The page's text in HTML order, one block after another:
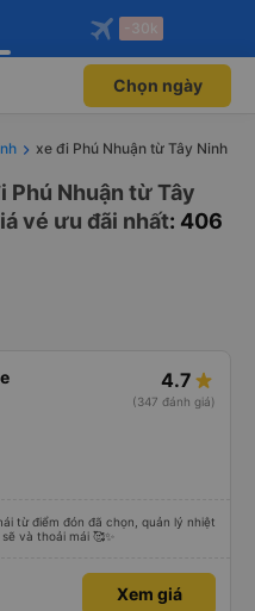
độc
Mở app
máy bay qua
Mở app
-30k
Chọn ngày
xe đi Phú Nhuận từ Tây Ninh
Phú Nhuận từ Tây
vé ưu đãi nhất: 406
4.7
(347 đánh giá)
từ điểm đón đã chọn, quản lý nhiệt
và thoải mái 🥰✨
Xem giá